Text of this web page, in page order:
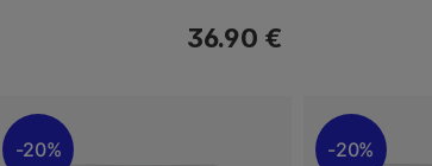
36.90 €
20% 20%